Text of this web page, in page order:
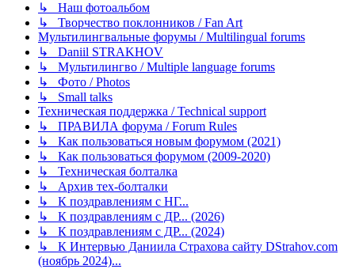
↳ Наш фотоальбом
↳ Творчество поклонников / Fan Art
Мультилингвальные форумы / Multilingual forums
↳ Daniil STRAKHOV
↳ Мультилингво / Multiple language forums
↳ Фото / Photos
↳ Small talks
Техническая поддержка / Technical support
↳ ПРАВИЛА форума / Forum Rules
↳ Как пользоваться новым форумом (2021)
↳ Как пользоваться форумом (2009-2020)
↳ Техническая болталка
↳ Архив тех-болталки
↳ К поздравлениям с НГ...
↳ К поздравлениям с ДР... (2026)
↳ К поздравлениям с ДР... (2024)
↳ К Интервью Даниила Страхова сайту DStrahov.com
(ноябрь 2024)...